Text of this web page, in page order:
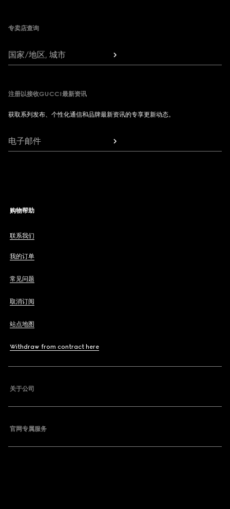
专卖店查询
国家/地区, 城市
注册以接收GUCCI最新资讯
获取系列发布、个性化通信和品牌最新资讯的专享更新动态。
电子邮件
购物帮助
联系我们
我的订单
常见问题
取消订阅
站点地图
Withdraw from contract here
关于公司
官网专属服务